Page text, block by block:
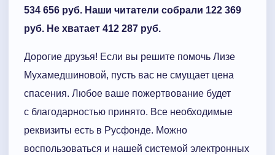
534 656 руб. Наши читатели собрали 122 369
руб. Не хватает 412 287 руб.
Дорогие друзья! Если вы решите помочь Лизе
Мухамедшиновой, пусть вас не смущает цена
спасения. Любое ваше пожертвование будет
с благодарностью принято. Все необходимые
реквизиты есть в Русфонде. Можно
воспользоваться и нашей системой электронных